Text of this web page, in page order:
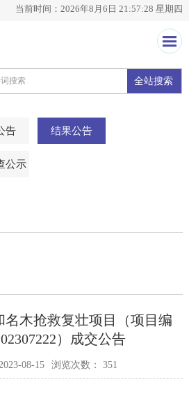
当前时间：2026年8月6日 21:57:28 星期四
全站搜索
告 结果公告
公示
名木抢救复壮项目（项目编
）成交公告
08-15 浏览次数： 351